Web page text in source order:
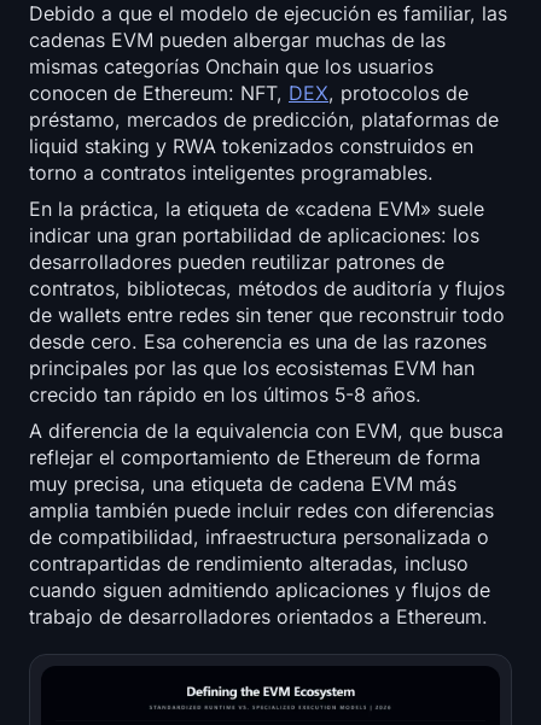
Mapa de calor de ZEC
Datos de Mercado
Dominancia de Bitcoin
Índice de Altcoin Season
Índice de Miedo y Avaricia
Mapa de calor del RSI
Funding Rates
Open Interest
Valor Total Bloqueado
Rainbow Chart
Cuenta regresiva del halving
Rastreador de gas de ETH
Debido a que el modelo de ejecución es familiar, las
cadenas EVM pueden albergar muchas de las
mismas categorías Onchain que los usuarios
conocen de Ethereum: NFT, DEX, protocolos de
préstamo, mercados de predicción, plataformas de
liquid staking y RWA tokenizados construidos en
torno a contratos inteligentes programables.
En la práctica, la etiqueta de «cadena EVM» suele
indicar una gran portabilidad de aplicaciones: los
desarrolladores pueden reutilizar patrones de
contratos, bibliotecas, métodos de auditoría y flujos
de wallets entre redes sin tener que reconstruir todo
desde cero. Esa coherencia es una de las razones
principales por las que los ecosistemas EVM han
crecido tan rápido en los últimos 5-8 años.
A diferencia de la equivalencia con EVM, que busca
reflejar el comportamiento de Ethereum de forma
muy precisa, una etiqueta de cadena EVM más
amplia también puede incluir redes con diferencias
de compatibilidad, infraestructura personalizada o
contrapartidas de rendimiento alteradas, incluso
cuando siguen admitiendo aplicaciones y flujos de
trabajo de desarrolladores orientados a Ethereum.